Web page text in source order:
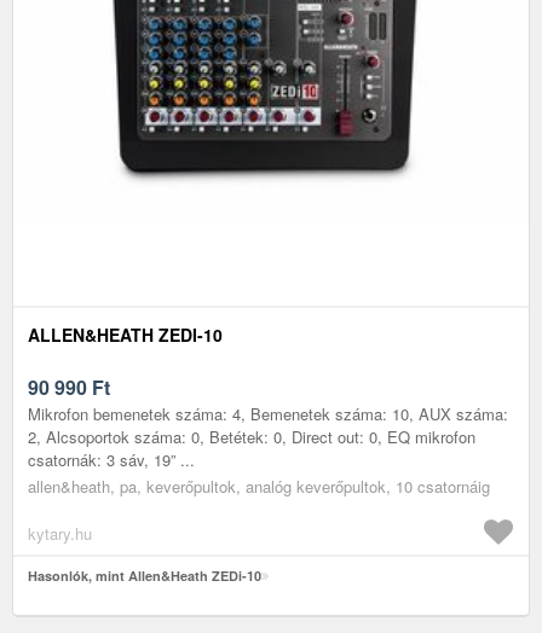
ALLEN&HEATH ZEDI-10
90 990 Ft
Mikrofon bemenetek száma: 4, Bemenetek száma: 10, AUX száma:
2, Alcsoportok száma: 0, Betétek: 0, Direct out: 0, EQ mikrofon
csatornák: 3 sáv, 19” ...
allen&heath, pa, keverőpultok, analóg keverőpultok, 10 csatornáig
kytary.hu
Hasonlók, mint Allen&Heath ZEDi-10